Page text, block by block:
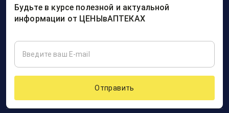
Будьте в курсе полезной и актуальной
информации от ЦЕНЫвАПТЕКАХ
Отправить